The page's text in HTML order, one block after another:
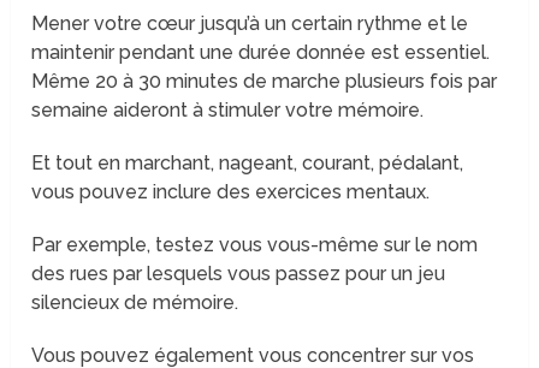
Mener votre cœur jusqu’à un certain rythme et le
maintenir pendant une durée donnée est essentiel.
Même 20 à 30 minutes de marche plusieurs fois par
semaine aideront à stimuler votre mémoire.
Et tout en marchant, nageant, courant, pédalant,
vous pouvez inclure des exercices mentaux.
Par exemple, testez vous vous-même sur le nom
des rues par lesquels vous passez pour un jeu
silencieux de mémoire.
Vous pouvez également vous concentrer sur vos